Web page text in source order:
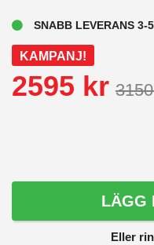
SNABB LEVERANS 3-
KAMPANJ!
2595 kr
LÄGG
Eller